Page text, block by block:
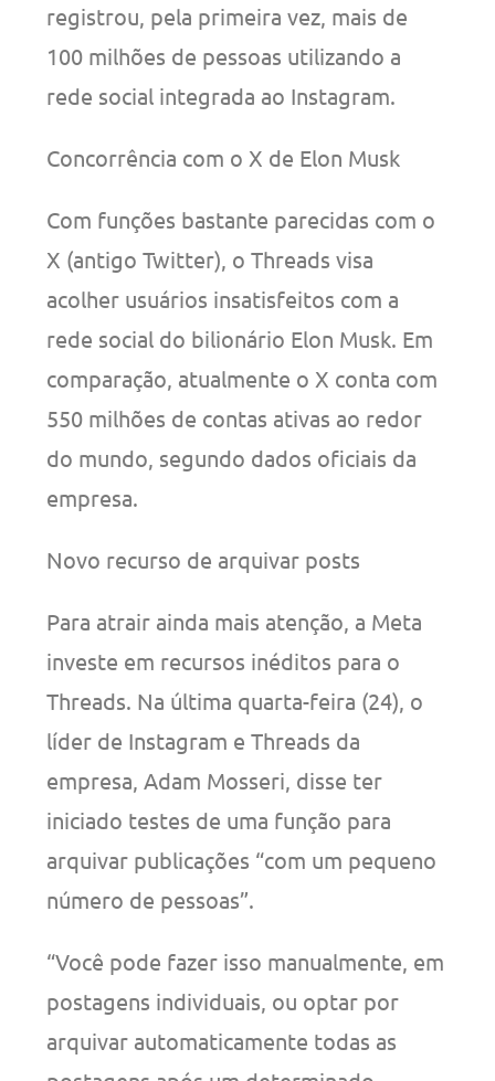
registrou, pela primeira vez, mais de
100 milhões de pessoas utilizando a
rede social integrada ao Instagram.
Concorrência com o X de Elon Musk
Com funções bastante parecidas com o
X (antigo Twitter), o Threads visa
acolher usuários insatisfeitos com a
rede social do bilionário Elon Musk. Em
comparação, atualmente o X conta com
550 milhões de contas ativas ao redor
do mundo, segundo dados oficiais da
empresa.
Novo recurso de arquivar posts
Para atrair ainda mais atenção, a Meta
investe em recursos inéditos para o
Threads. Na última quarta-feira (24), o
líder de Instagram e Threads da
empresa, Adam Mosseri, disse ter
iniciado testes de uma função para
arquivar publicações “com um pequeno
número de pessoas”.
“Você pode fazer isso manualmente, em
postagens individuais, ou optar por
arquivar automaticamente todas as